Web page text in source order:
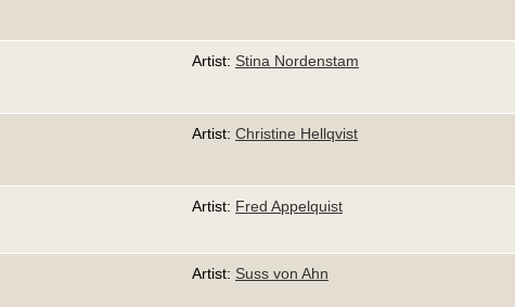
Artist: Stina Nordenstam
Artist: Christine Hellqvist
Artist: Fred Appelquist
Artist: Suss von Ahn